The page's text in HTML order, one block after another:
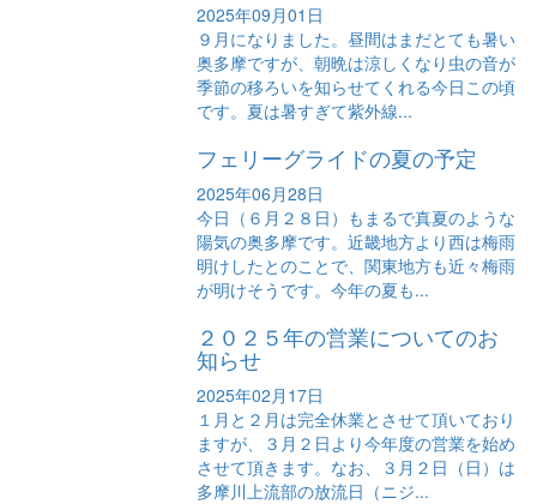
2025年09月01日
９月になりました。昼間はまだとても暑い
奥多摩ですが、朝晩は涼しくなり虫の音が
季節の移ろいを知らせてくれる今日この頃
です。夏は暑すぎて紫外線...
フェリーグライドの夏の予定
2025年06月28日
今日（６月２８日）もまるで真夏のような
陽気の奥多摩です。近畿地方より西は梅雨
明けしたとのことで、関東地方も近々梅雨
が明けそうです。今年の夏も...
２０２５年の営業についてのお
知らせ
2025年02月17日
１月と２月は完全休業とさせて頂いており
ますが、３月２日より今年度の営業を始め
させて頂きます。なお、３月２日（日）は
多摩川上流部の放流日（ニジ...